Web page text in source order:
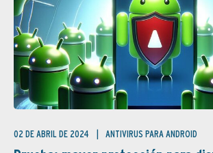
02 DE ABRIL DE 2024 ANTIVIRUS PARA ANDROID